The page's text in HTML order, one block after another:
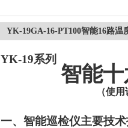
YK-19GA-16-PT100智能16路温
YK-19系列
智能
（使
一、智能巡检仪主要技